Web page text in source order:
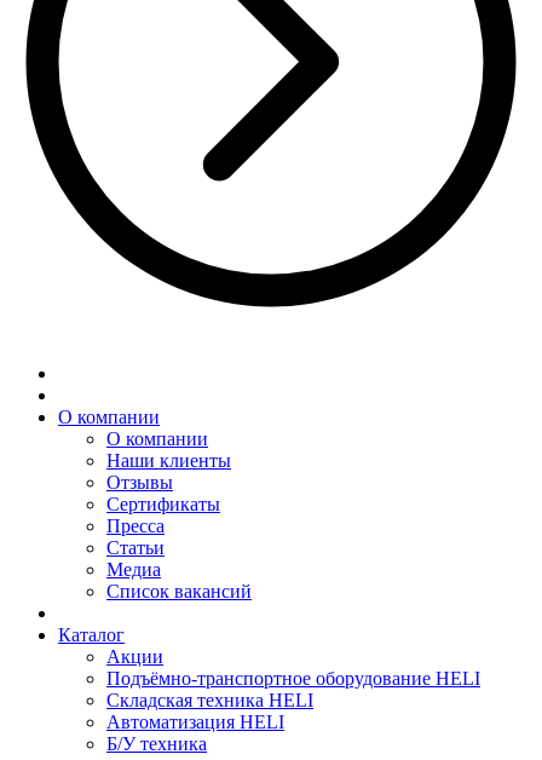
О компании
О компании
Наши клиенты
Отзывы
Сертификаты
Пресса
Статьи
Медиа
Список вакансий
Каталог
Акции
Подъёмно-транспортное оборудование HELI
Складская техника HELI
Автоматизация HELI
Б/У техника